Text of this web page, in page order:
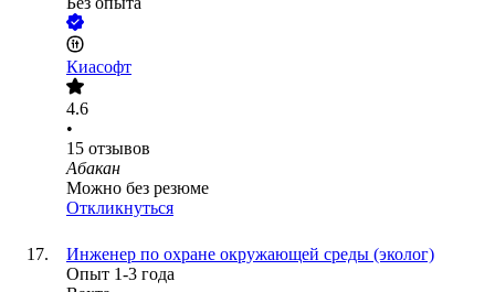
Киасофт
4.6
•
15 отзывов
Абакан
Можно без резюме
Откликнуться
Инженер по охране окружающей среды (эколог)
Опыт 1-3 года